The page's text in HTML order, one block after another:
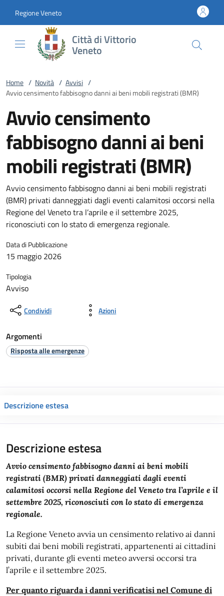
Regione Veneto
Città di Vittorio
Veneto
Home / Novità / Avvisi /
Avvio censimento fabbisogno danni ai beni mobili registrati (BMR)
Avvio censimento
fabbisogno danni ai beni
mobili registrati (BMR)
Avvio censimento fabbisogno danni ai beni mobili registrati
(BMR) privati danneggiati dagli eventi calamitosi occorsi nella
Regione del Veneto tra l’aprile e il settembre 2025,
riconosciuti con lo stato di emergenza regionale.
Data di Pubblicazione
15 maggio 2026
Tipologia
Avviso
Condividi Azioni
Argomenti
Risposta alle emergenze
Descrizione estesa
Descrizione estesa
Avvio censimento fabbisogno danni ai beni mobili
registrati (BMR) privati danneggiati dagli eventi
calamitosi occorsi nella Regione del Veneto tra l’aprile e il
settembre 2025, riconosciuti con lo stato di emergenza
regionale.
La Regione Veneto avvia un censimento relativo ai danni
subiti dai beni mobili registrati, appartenenti ai cittadini
privati, durante gli eventi meteo avversi occorsi tra
l’aprile e il settembre 2025.
Per quanto riguarda i danni verificatisi nel Comune di